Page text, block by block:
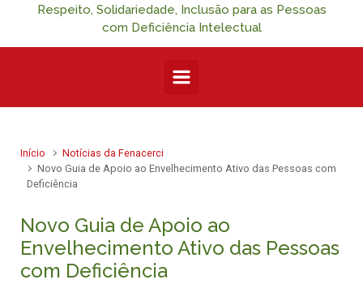
Respeito, Solidariedade, Inclusão para as Pessoas
com Deficiência Intelectual
Início
Notícias da Fenacerci
Novo Guia de Apoio ao Envelhecimento Ativo das Pessoas com
Deficiência
Novo Guia de Apoio ao
Envelhecimento Ativo das Pessoas
com Deficiência